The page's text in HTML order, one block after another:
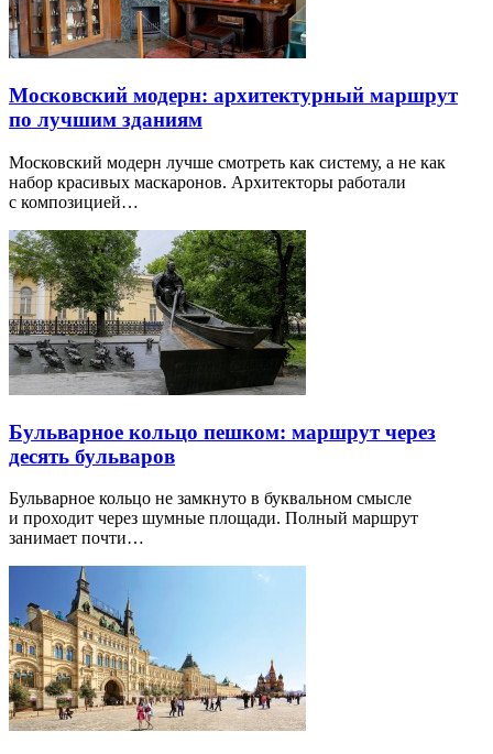
Московский модерн: архитектурный маршрут
по лучшим зданиям
Московский модерн лучше смотреть как систему, а не как
набор красивых маскаронов. Архитекторы работали
с композицией…
Бульварное кольцо пешком: маршрут через
десять бульваров
Бульварное кольцо не замкнуто в буквальном смысле
и проходит через шумные площади. Полный маршрут
занимает почти…